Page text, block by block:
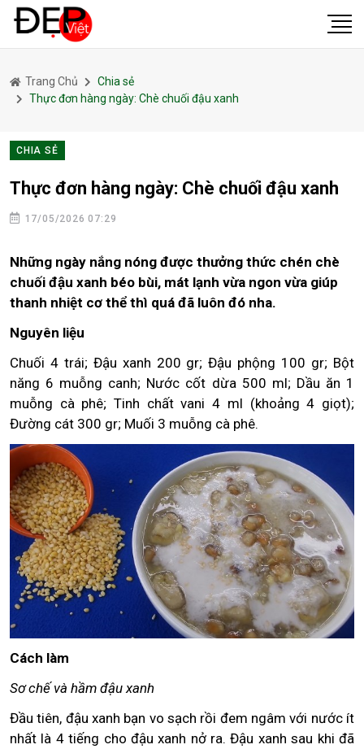
Trang Chủ
Chia sẻ
Thực đơn hàng ngày: Chè chuối đậu xanh
CHIA SẺ
Thực đơn hàng ngày: Chè chuối đậu xanh
17/05/2026 07:29
Những ngày nắng nóng được thưởng thức chén chè
chuối đậu xanh béo bùi, mát lạnh vừa ngon vừa giúp
thanh nhiệt cơ thể thì quá đã luôn đó nha.
Nguyên liệu
Chuối 4 trái; Đậu xanh 200 gr; Đậu phộng 100 gr; Bột
năng 6 muỗng canh; Nước cốt dừa 500 ml; Dầu ăn 1
muỗng cà phê; Tinh chất vani 4 ml (khoảng 4 giọt);
Đường cát 300 gr; Muối 3 muỗng cà phê.
Cách làm
Sơ chế và hầm đậu xanh
Đầu tiên, đậu xanh bạn vo sạch rồi đem ngâm với nước ít
nhất là 4 tiếng cho đậu xanh nở ra. Đậu xanh sau khi đã